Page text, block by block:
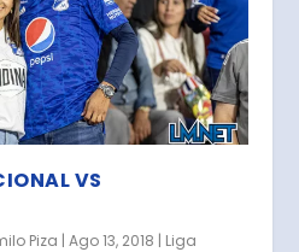
VS
Piza |Ago 13, 2018 | Liga